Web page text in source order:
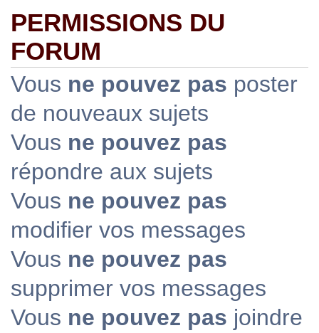
PERMISSIONS DU
FORUM
Vous ne pouvez pas poster
de nouveaux sujets
Vous ne pouvez pas
répondre aux sujets
Vous ne pouvez pas
modifier vos messages
Vous ne pouvez pas
supprimer vos messages
Vous ne pouvez pas joindre